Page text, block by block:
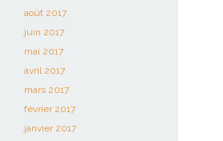
août 2017
juin 2017
mai 2017
avril 2017
mars 2017
février 2017
janvier 2017